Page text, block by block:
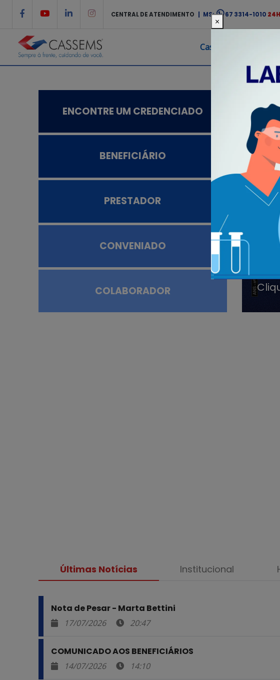
CENTRAL DE ATENDIMENTO | MS: 67 3314-1010 24H
Cassems
ENCONTRE UM CREDENCIADO
BENEFICIÁRIO
PRESTADOR
CONVENIADO
COLABORADOR
Lab
Últimas Notícias Institucional
Nota de Pesar - Marta Bettini
17/07/2026 20:47
COMUNICADO AOS BENEFICIÁRIOS
14/07/2026 14:10
×